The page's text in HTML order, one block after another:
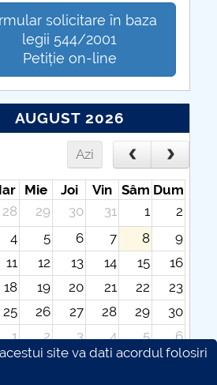
solicitare în baza
legii 544/2001
Petiție on-line
AUGUST 2026
Azi
Mie Joi Vin Sâm Dum
28 29 30 31 1
2
4 5 6 7 8
9
11 12 13 14 15
16
18 19 20 21 22
23
25 26 27 28 29
30
1 2 3 4 5
6
site va dati acordul folosiri